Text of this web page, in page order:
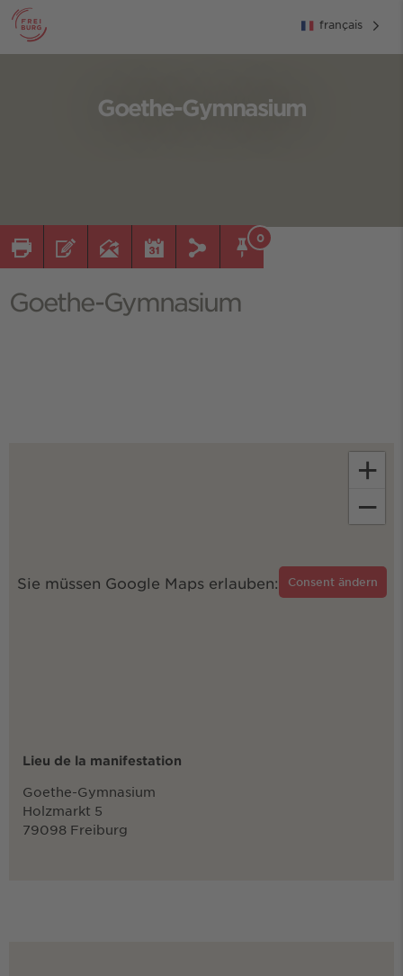
français
Goethe-Gymnasium
0
Goethe-Gymnasium
Sie müssen Google Maps erlauben: Consent ändern
+
−
Lieu de la manifestation
Goethe-Gymnasium
Holzmarkt 5
79098 Freiburg